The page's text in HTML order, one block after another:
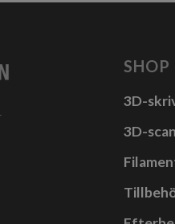
De
kan
SHOP
3D-
3D-